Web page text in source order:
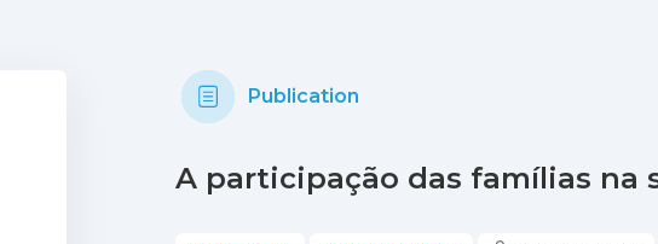
Publication
A participação das famílias na